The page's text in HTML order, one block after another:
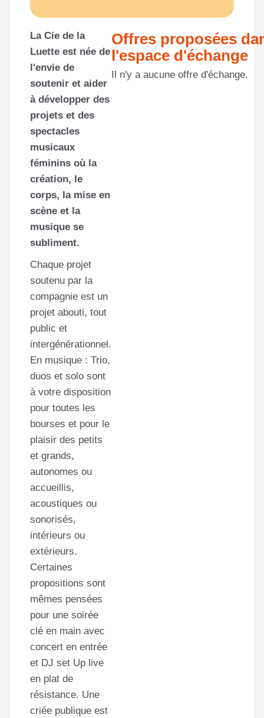
La Cie de la
Luette est née de
l'envie de
soutenir et aider
à développer des
projets et des
spectacles
musicaux
féminins où la
création, le
corps, la mise en
scène et la
musique se
subliment.
Chaque projet
soutenu par la
compagnie est un
projet abouti, tout
public et
intergénérationnel.
En musique : Trio,
duos et solo sont
à votre disposition
pour toutes les
bourses et pour le
plaisir des petits
et grands,
autonomes ou
accueillis,
acoustiques ou
sonorisés,
intérieurs ou
extérieurs.
Certaines
propositions sont
mêmes pensées
pour une soirée
clé en main avec
concert en entrée
et DJ set Up live
en plat de
résistance. Une
criée publique est
Offres proposées
l'espace d'échange
Il n'y a aucune offre d'échange.